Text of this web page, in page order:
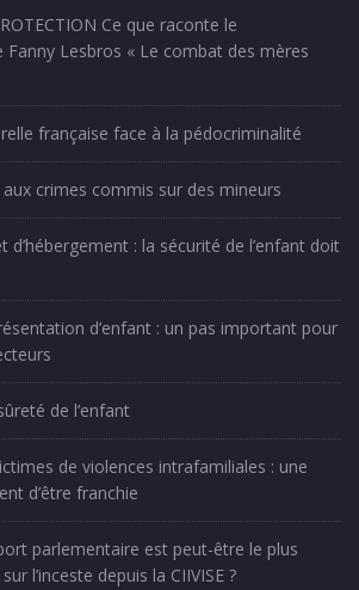
Ce que raconte le
Fanny Lesbros « Le combat des mères
française face à la pédocriminalité
crimes commis sur des mineurs
d’hébergement : la sécurité de l’enfant doit
d’enfant : un pas important pour
de l’enfant
de violences intrafamiliales : une
d’être franchie
parlementaire est peut-être le plus
l’inceste depuis la CIIVISE ?